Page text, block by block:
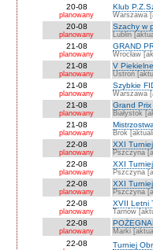
20-08
planowany
Klub
Warszawa
20-08
planowany
Szachy w
Lublin
21-08
planowany
GRAND
Wrocław
21-08
planowany
V
Ustroń
21-08
planowany
Szybkie
Warszawa
21-08
planowany
Grand
Białystok
21-08
planowany Brok
22-08
planowany
XXI
Pszczyna
22-08
planowany
XXI
Pszczyna
22-08
planowany
XXI
Pszczyna
22-08
planowany
XVII Letni
Tarnów
22-08
planowany Marki
22-08 Turniej